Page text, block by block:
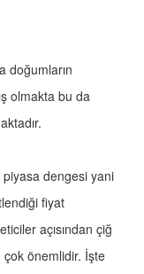
doğumların
olmakta bu da
piyasa dengesi yani
fiyat
açısından çiğ
çok önemlidir. İşte